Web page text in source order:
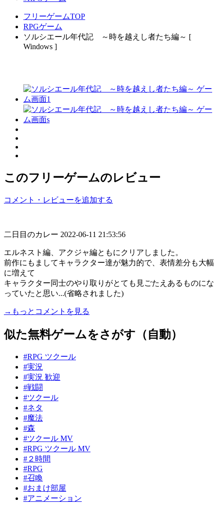
フリーゲームTOP
RPGゲーム
ソルシエール年代記 ～時を越えし者たち編～ [
Windows ]
このフリーゲームのレビュー
コメント・レビューを追加する
二日目のカレー 2022-06-11 21:53:56
エルネスト編、アクジャ編ともにクリアしました。
前作にもましてキャラクター達が魅力的で、表情差分も大幅
に増えて
キャラクター同士のやり取りがとても見ごたえあるものにな
っていたと思い...(省略されました)
→もっとコメントを見る
似た無料ゲームをさがす（自動）
#RPG ツクール
#実況
#実況 歓迎
#戦闘
#ツクール
#ネタ
#魔法
#森
#ツクール MV
#RPG ツクール MV
#２時間
#RPG
#召喚
#おまけ部屋
#アニメーション